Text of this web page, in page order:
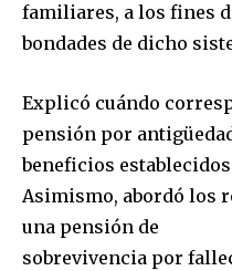
familiares, a los fines
bondades de dicho
Explicó cuándo
pensión por
beneficios establecidos
Asimismo, abordó los
una pensión de
sobrevivencia por